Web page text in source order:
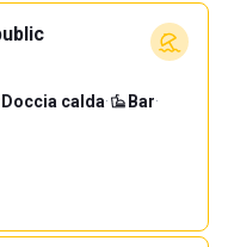
Doccia calda· Bar·